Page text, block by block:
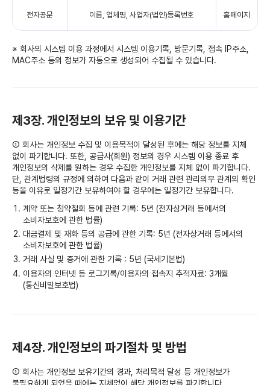
전자공문 이름, 업체명, 사업자(법인)등록번호 홈페이지
※ 회사의 시스템 이용 과정에서 시스템 이용기록, 방문기록, 접속 IP주소,
MAC주소 등의 정보가 자동으로 생성되어 수집될 수 있습니다.
제3장. 개인정보의 보유 및 이용기간
① 회사는 개인정보 수집 및 이용목적이 달성된 후에는 해당 정보를 지체
없이 파기합니다. 또한, 공급사(회원) 정보의 경우 시스템 이용 종료 후
개인정보의 삭제를 원하는 경우 수집한 개인정보를 지체 없이 파기합니다.
단, 관계법령의 규정에 의하여 다음과 같이 거래 관련 관리의무 관계의 확인
등을 이유로 일정기간 보유하여야 할 경우에는 일정기간 보유합니다.
계약 또는 청약철회 등에 관련 기록: 5년 (전자상거래 등에서의
소비자보호에 관한 법률)
대금결제 및 재화 등의 공급에 관한 기록: 5년 (전자상거래 등에서의
소비자보호에 관한 법률)
거래 사실 및 증거에 관한 기록 : 5년 (국세기본법)
이용자의 인터넷 등 로그기록/이용자의 접속지 추적자료: 3개월
(통신비밀보호법)
제4장. 개인정보의 파기절차 및 방법
① 회사는 개인정보 보유기간의 경과, 처리목적 달성 등 개인정보가
불필요하게 되었을 때에는 지체없이 해당 개인정보를 파기합니다.